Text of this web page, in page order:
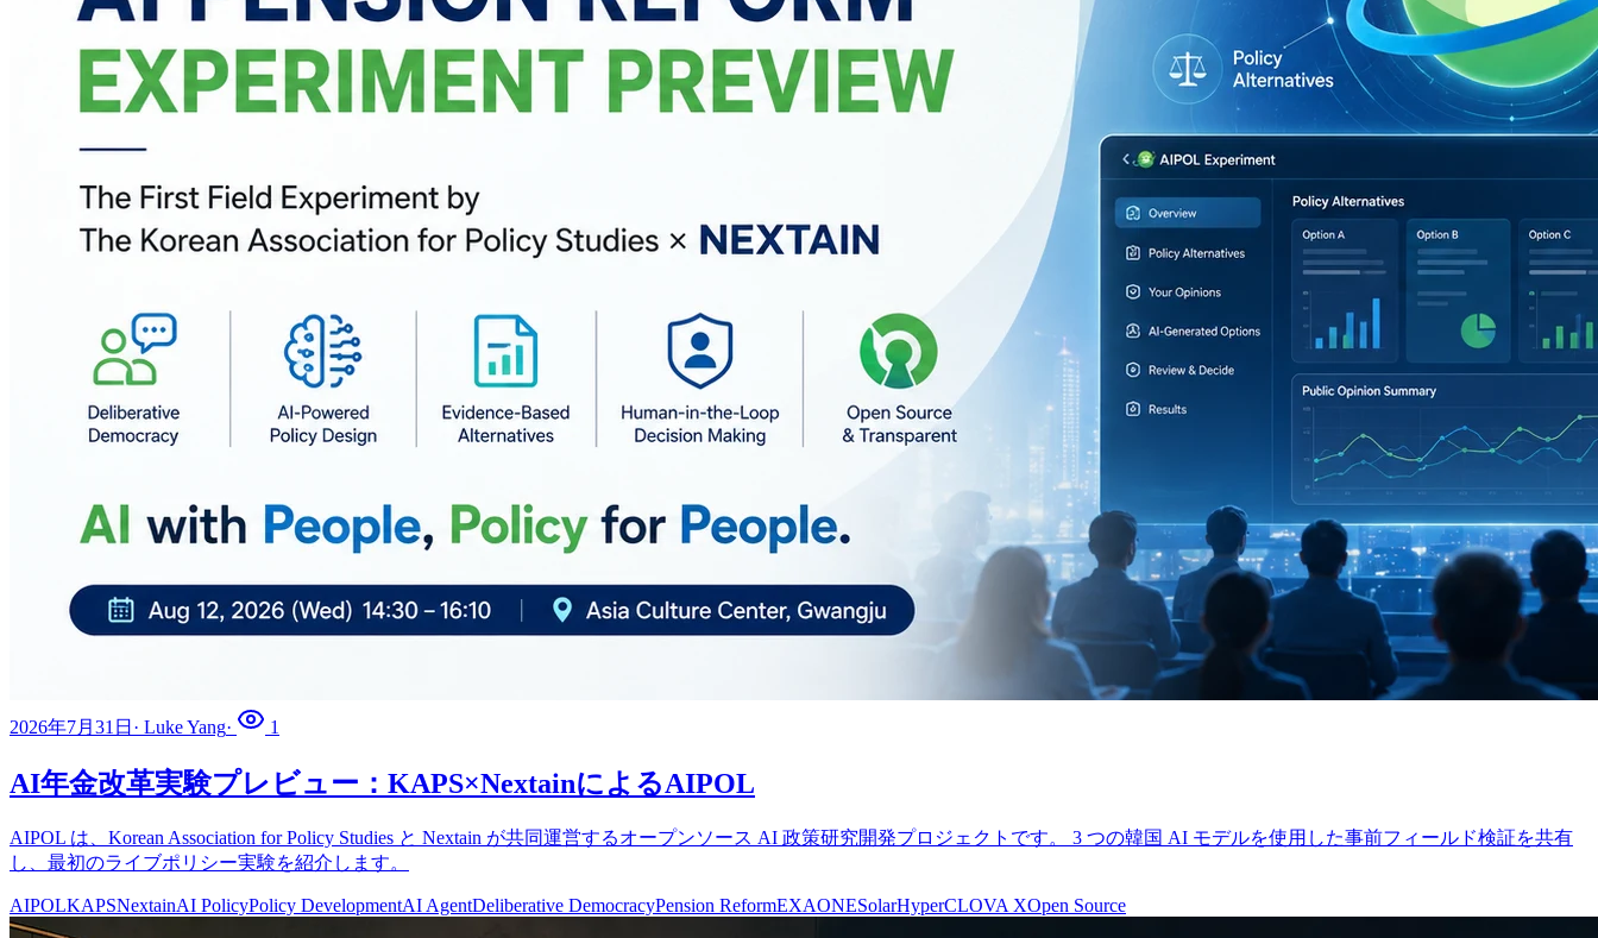
2026年7月31日 · Luke Yang· 1
AI年金改革実験プレビュー：KAPS×NextainによるAIPOL
AIPOL は、Korean Association for Policy Studies と Nextain が共同運営するオープンソース AI 政策研究開発プロジェクトです。 3 つの韓国 AI モデルを使用した事前フィールド検証を共有
し、最初のライブポリシー実験を紹介します。
AIPOLKAPSNextainAI PolicyPolicy DevelopmentAI AgentDeliberative DemocracyPension ReformEXAONESolarHyperCLOVA XOpen Source